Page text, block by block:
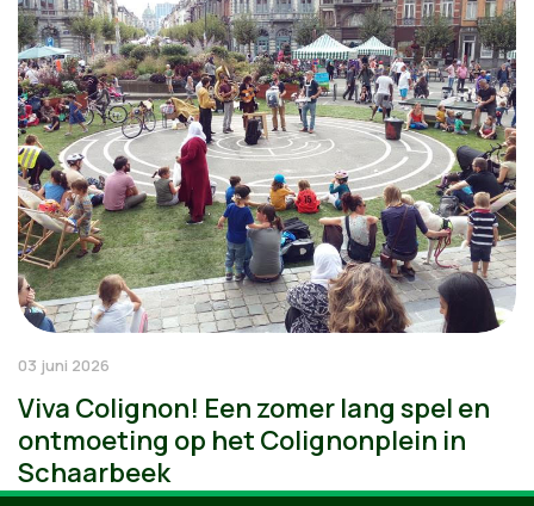
03 juni 2026
Viva Colignon! Een zomer lang spel en
ontmoeting op het Colignonplein in
Schaarbeek